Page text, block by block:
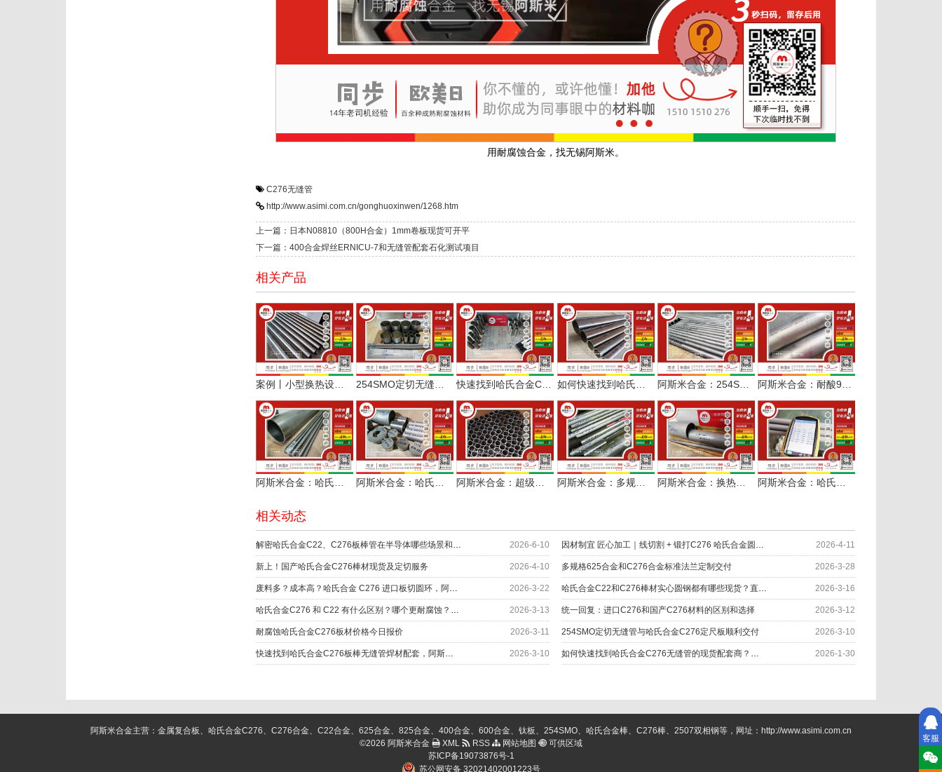
用耐腐蚀合金，找无锡阿斯米。
C276无缝管
http://www.asimi.com.cn/gonghuoxinwen/1268.htm
上一篇：日本N08810（800H合金）1mm卷板现货可开平
下一篇：400合金焊丝ERNICU-7和无缝管配套石化测试项目
相关产品
案例丨小型换热设备用哈氏合金C276无缝管定尺交付 254SMO定切无缝管与哈氏合金C276定尺板顺利交付 快速找到哈氏合金C276板棒无缝管焊材配套，阿斯米给您更多 如何快速找到哈氏合金C276无缝管的现货配套商？阿斯米给您答案 阿斯米合金：254SMO多规格无缝管定尺服务水处理设备 阿斯米合金：耐酸904L φ133*5无缝管定长交付
阿斯米合金：多规格哈氏合金C276无缝管零切配套 阿斯米合金：换热器行业配套用254SMO无缝管多规格供应
相关动态
2026-6-10 2026-4-11
新上！国产哈氏合金C276棒材现货及定切服务 2026-4-10 多规格625合金和C276合金标准法兰定制交付 2026-3-28
2026-3-22 2026-3-16
2026-3-13 统一回复：进口C276和国产C276材料的区别和选择 2026-3-12
耐腐蚀哈氏合金C276板材价格今日报价 2026-3-11 254SMO定切无缝管与哈氏合金C276定尺板顺利交付 2026-3-10
2026-3-10 2026-1-30
客服
阿斯米合金主营：金属复合板、哈氏合金C276、C276合金、C22合金、625合金、825合金、400合金、600合金、钛板、254SMO、哈氏合金棒、C276棒、2507双相钢等，网址：http://www.asimi.com.cn
©2026 阿斯米合金
XML RSS 网站地图
可供区域
苏ICP备19073876号-1
苏公网安备 32021402001223号